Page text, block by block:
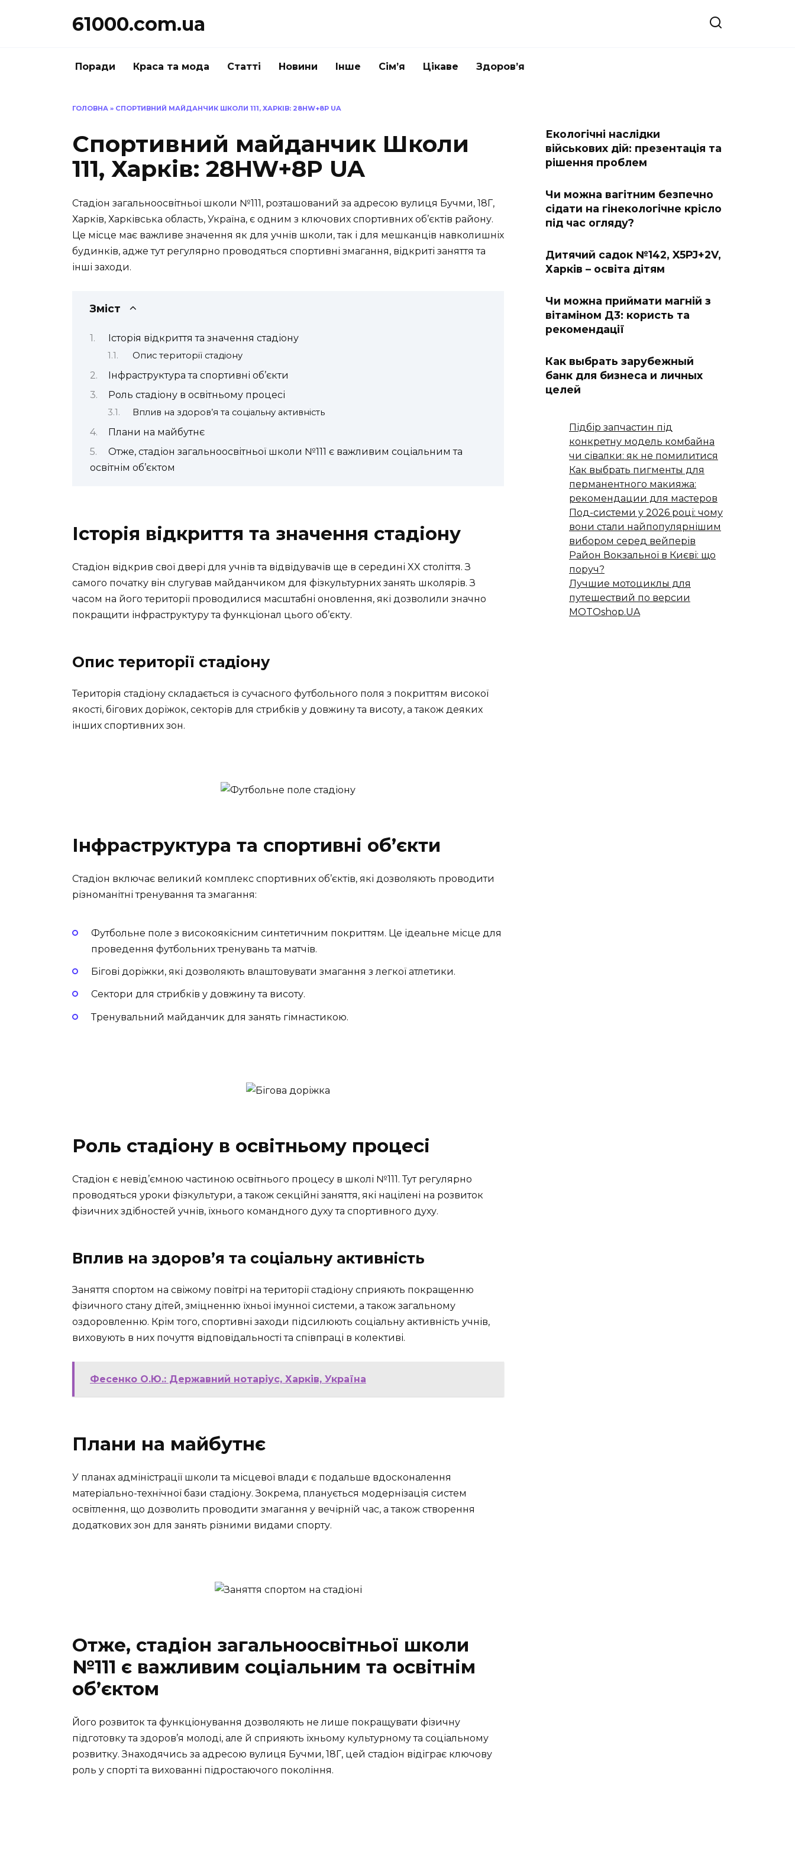
61000.com.ua
Поради Краса та мода Статті Новини Інше Сім’я Цікаве Здоров’я
ГОЛОВНА » СПОРТИВНИЙ МАЙДАНЧИК ШКОЛИ 111, ХАРКІВ: 28HW+8P UA
Спортивний майданчик Школи
111, Харків: 28HW+8P UA
Стадіон загальноосвітньої школи №111, розташований за адресою вулиця Бучми, 18Г,
Харків, Харківська область, Україна, є одним з ключових спортивних об’єктів району.
Це місце має важливе значення як для учнів школи, так і для мешканців навколишніх
будинків, адже тут регулярно проводяться спортивні змагання, відкриті заняття та
інші заходи.
Зміст
Історія відкриття та значення стадіону
Опис території стадіону
Інфраструктура та спортивні об’єкти
Роль стадіону в освітньому процесі
Вплив на здоров’я та соціальну активність
Плани на майбутнє
Отже, стадіон загальноосвітньої школи №111 є важливим соціальним та
освітнім об’єктом
Історія відкриття та значення стадіону
Стадіон відкрив свої двері для учнів та відвідувачів ще в середині XX століття. З
самого початку він слугував майданчиком для фізкультурних занять школярів. З
часом на його території проводилися масштабні оновлення, які дозволили значно
покращити інфраструктуру та функціонал цього об’єкту.
Опис території стадіону
Територія стадіону складається із сучасного футбольного поля з покриттям високої
якості, бігових доріжок, секторів для стрибків у довжину та висоту, а також деяких
інших спортивних зон.
Інфраструктура та спортивні об’єкти
Стадіон включає великий комплекс спортивних об’єктів, які дозволяють проводити
різноманітні тренування та змагання:
Футбольне поле з високоякісним синтетичним покриттям. Це ідеальне місце для
проведення футбольних тренувань та матчів.
Бігові доріжки, які дозволяють влаштовувати змагання з легкої атлетики.
Сектори для стрибків у довжину та висоту.
Тренувальний майданчик для занять гімнастикою.
Роль стадіону в освітньому процесі
Стадіон є невід’ємною частиною освітнього процесу в школі №111. Тут регулярно
проводяться уроки фізкультури, а також секційні заняття, які націлені на розвиток
фізичних здібностей учнів, їхнього командного духу та спортивного духу.
Вплив на здоров’я та соціальну активність
Заняття спортом на свіжому повітрі на території стадіону сприяють покращенню
фізичного стану дітей, зміцненню їхньої імунної системи, а також загальному
оздоровленню. Крім того, спортивні заходи підсилюють соціальну активність учнів,
виховують в них почуття відповідальності та співпраці в колективі.
Фесенко О.Ю.: Державний нотаріус, Харків, Україна
Плани на майбутнє
У планах адміністрації школи та місцевої влади є подальше вдосконалення
матеріально-технічної бази стадіону. Зокрема, планується модернізація систем
освітлення, що дозволить проводити змагання у вечірній час, а також створення
додаткових зон для занять різними видами спорту.
Отже, стадіон загальноосвітньої школи
№111 є важливим соціальним та освітнім
об’єктом
Його розвиток та функціонування дозволяють не лише покращувати фізичну
підготовку та здоров’я молоді, але й сприяють їхньому культурному та соціальному
розвитку. Знаходячись за адресою вулиця Бучми, 18Г, цей стадіон відіграє ключову
роль у спорті та вихованні підростаючого покоління.
Екологічні наслідки
військових дій: презентація та
рішення проблем
Чи можна вагітним безпечно
сідати на гінекологічне крісло
під час огляду?
Дитячий садок №142, X5PJ+2V,
Харків – освіта дітям
Чи можна приймати магній з
вітаміном Д3: користь та
рекомендації
Как выбрать зарубежный
банк для бизнеса и личных
целей
Підбір запчастин під
конкретну модель комбайна
чи сівалки: як не помилитися
Как выбрать пигменты для
перманентного макияжа:
рекомендации для мастеров
Под-системи у 2026 році: чому
вони стали найпопулярнішим
вибором серед вейперів
Район Вокзальної в Києві: що
поруч?
Лучшие мотоциклы для
путешествий по версии
MOTOshop.UA